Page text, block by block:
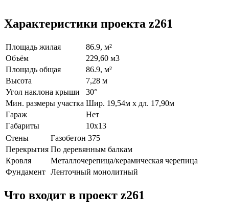
Характеристики проекта z261
Площадь жилая
86.9, м²
Объём
229,60 м3
Площадь общая
86.9, м²
Высота
7,28 м
Угол наклона крыши
30°
Мин. размеры участка Шир. 19,54м х дл. 17,90м
Гараж
Нет
Габариты
10х13
Стены
Газобетон 375
Перекрытия По деревянным балкам
Кровля
Металлочерепица/керамическая черепица
Фундамент Ленточный монолитный
Что входит в проект z261